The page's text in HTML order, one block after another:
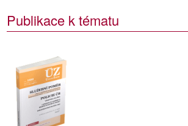
Publikace k tématu